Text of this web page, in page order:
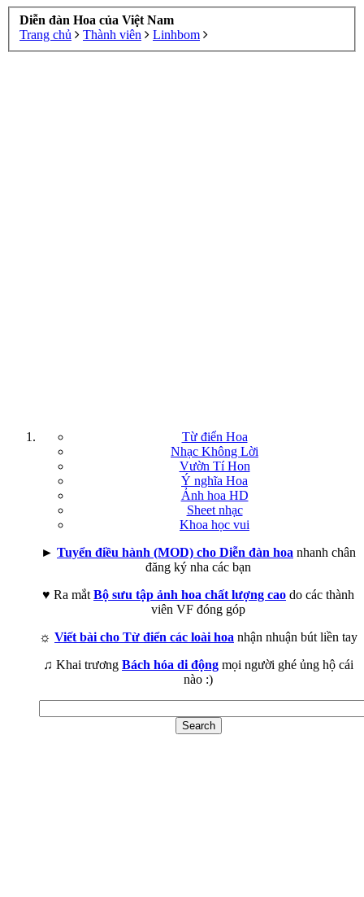
Diễn đàn Hoa của Việt Nam
Trang chủ
Thành viên Linhbom
Từ điển Hoa
Nhạc Không Lời
Vườn Tí Hon
Ý nghĩa Hoa
Ảnh hoa HD
Sheet nhạc
Khoa học vui
► Tuyển điều hành (MOD) cho Diễn đàn hoa nhanh chân
đăng ký nha các bạn
♥ Ra mắt Bộ sưu tập ảnh hoa chất lượng cao do các thành
viên VF đóng góp
☼ Viết bài cho Từ điển các loài hoa nhận nhuận bút liền tay
♫ Khai trương Bách hóa di động mọi người ghé ủng hộ cái
nào :)